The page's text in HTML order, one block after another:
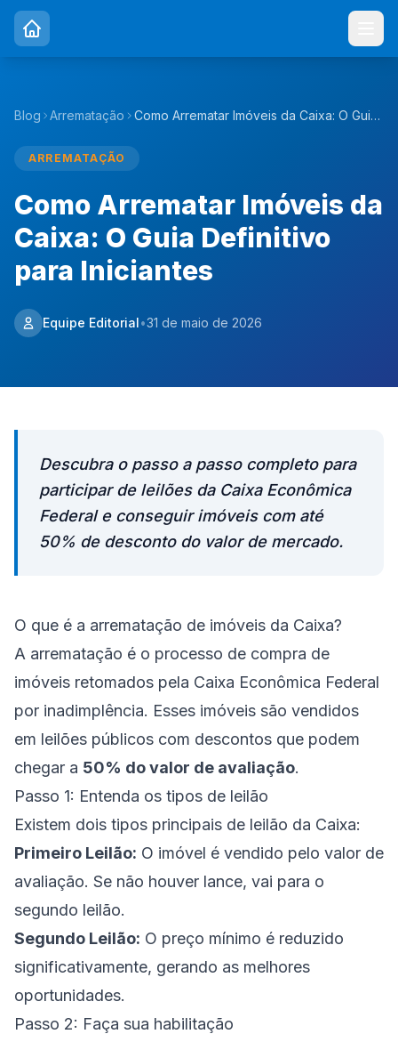
Blog Arrematação Como Arrematar Imóveis da Caixa: O Guia Definitivo para Iniciantes
ARREMATAÇÃO
Como Arrematar Imóveis da
Caixa: O Guia Definitivo
para Iniciantes
Equipe Editorial•31 de maio de 2026
Descubra o passo a passo completo para
participar de leilões da Caixa Econômica
Federal e conseguir imóveis com até
50% de desconto do valor de mercado.
O que é a arrematação de imóveis da Caixa?
A arrematação é o processo de compra de
imóveis retomados pela Caixa Econômica Federal
por inadimplência. Esses imóveis são vendidos
em leilões públicos com descontos que podem
chegar a 50% do valor de avaliação.
Passo 1: Entenda os tipos de leilão
Existem dois tipos principais de leilão da Caixa:
Primeiro Leilão: O imóvel é vendido pelo valor de
avaliação. Se não houver lance, vai para o
segundo leilão.
Segundo Leilão: O preço mínimo é reduzido
significativamente, gerando as melhores
oportunidades.
Passo 2: Faça sua habilitação